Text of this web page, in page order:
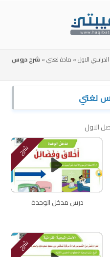
الاول» مادة لغتي» شرح دروس
لغتي
الاول
شرح
درس مدخل الوحدة
شرح